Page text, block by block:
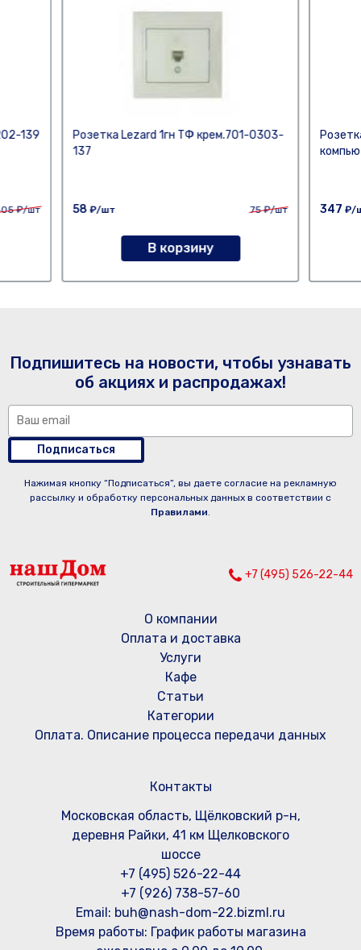
139
₽/шт
Розетка Lezard 1гн ТФ крем.701-0303-
137
58 ₽/шт 75₽/шт
В корзину
347 ₽/
Подпишитесь на новости, чтобы узнавать
об акциях и распродажах!
Подписаться
Нажимая кнопку “Подписаться”, вы даете согласие на рекламную
рассылку и обработку персональных данных в соответствии с
Правилами.
+7 (495) 526-22-44
О компании
Оплата и доставка
Услуги
Кафе
Статьи
Категории
Оплата. Описание процесса передачи данных
Контакты
Московская область, Щёлковский р-н,
деревня Райки, 41 км Щелковского
шоссе
+7 (495) 526-22-44
+7 (926) 738-57-60
Email: buh@nash-dom-22.bizml.ru
Время работы: График работы магазина